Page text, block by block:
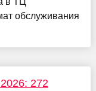
обслуживания
272